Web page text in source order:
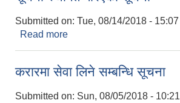
Submitted on: Tue, 08/14/2018 - 15:07
Read more
करारमा सेवा लिने सम्बन्धि सूचना
Submitted on: Sun, 08/05/2018 - 10:21